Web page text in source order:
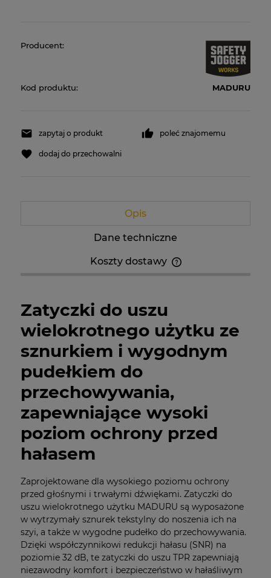
Producent:
Kod produktu: MADURU
zapytaj o produkt poleć znajomemu
dodaj do przechowalni
Opis
Dane techniczne
Koszty dostawy
Zatyczki do uszu
wielokrotnego użytku ze
sznurkiem i wygodnym
pudełkiem do
przechowywania,
zapewniające wysoki
poziom ochrony przed
hałasem
Zaprojektowane dla wysokiego poziomu ochrony
przed głośnymi i trwałymi dźwiękami. Zatyczki do
uszu wielokrotnego użytku MADURU są wyposażone
w wytrzymały sznurek tekstylny do noszenia ich na
szyi, a także w wygodne pudełko do przechowywania.
Dzięki współczynnikowi redukcji hałasu (SNR) na
poziomie 32 dB, te zatyczki do uszu TPR zapewniają
niezawodny komfort i bezpieczeństwo w hałaśliwym